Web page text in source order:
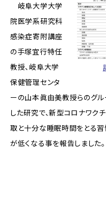
岐阜大学大学
院医学系研究科
感染症寄附講座
の手塚宜行特任
教授、岐阜大学
保健管理センタ
ーの山本眞由美教授らのグ
した研究で、新型コロナワク
取と十分な睡眠時間をとる
が低くなる事を報告しました。